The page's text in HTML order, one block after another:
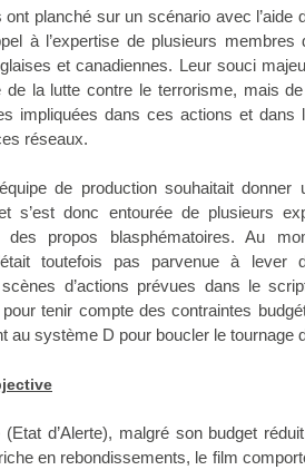
ont planché sur un scénario avec l’aide
à l’expertise de plusieurs
et canadiennes. Leur souci
de la lutte contre le terrorisme, mais
impliquées dans ces actions et
réseaux.
de production souhaitait
s’est donc entourée de plusieurs
des propos blasphématoires. Au
toutefois pas parvenue à lever
scènes d’actions prévues dans le
tenir compte des contraintes
au système D pour boucler le tournage
d’Alerte), malgré son budget
en rebondissements, le film